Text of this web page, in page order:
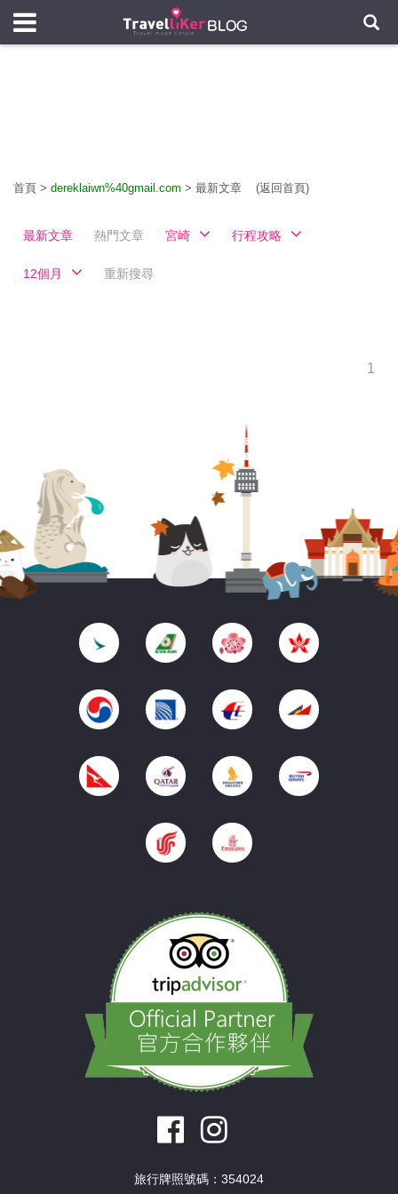
首頁 > dereklaiwn%40gmail.com > 最新文章 (返回首頁)
最新文章 熱門文章 宮崎 行程攻略
12個月 重新搜尋
1
旅行牌照號碼：354024